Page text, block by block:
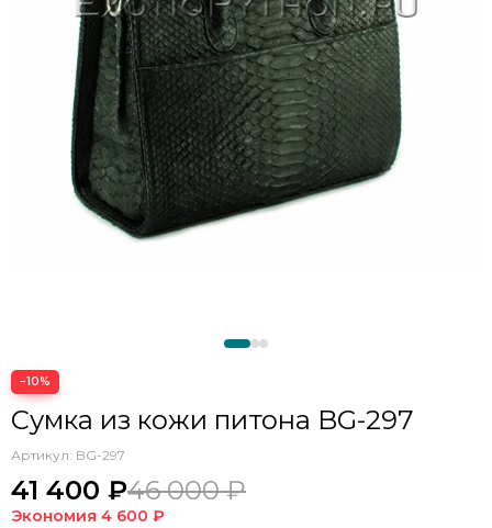
−10%
Сумка из кожи питона BG-297
Артикул: BG-297
41 400 ₽46 000 ₽
Экономия 4 600 ₽